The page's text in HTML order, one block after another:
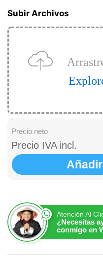
Subir Archivos
Precio neto
Precio IVA incl.
Atención Al
¿Necesitas
conmigo en